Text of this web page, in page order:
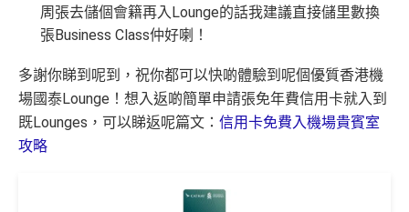
周張去儲個會籍再入Lounge的話我建議直接儲里數換
張Business Class仲好喇！
多謝你睇到呢到，祝你都可以快啲體驗到呢個優質香港機
場國泰Lounge！想入返啲簡單申請張免年費信用卡就入到
既Lounges，可以睇返呢篇文： 信用卡免費入機場貴賓室
攻略